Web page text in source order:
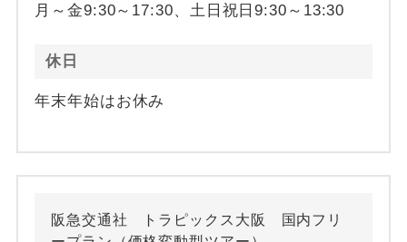
月～金9:30～17:30、土日祝日9:30～13:30
休日
年末年始はお休み
阪急交通社 トラピックス大阪 国内フリ